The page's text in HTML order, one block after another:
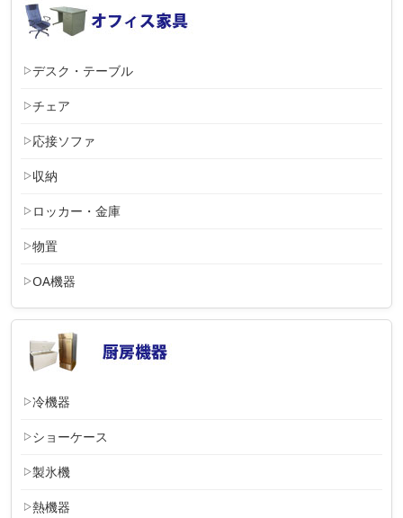
デスク・テーブル
チェア
応接ソファ
収納
ロッカー・金庫
物置
OA機器
冷機器
ショーケース
製氷機
熱機器